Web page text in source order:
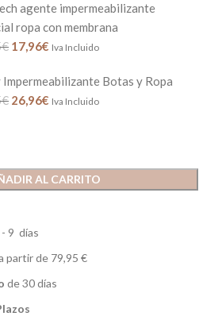
AL CARRITO
agente impermeabilizante
ropa con membrana
€ 17,96€ Iva Incluido
Impermeabilizante Botas y Ropa
€ 26,96€ Iva Incluido
9 días
partir de 79,95 €
de 30 días